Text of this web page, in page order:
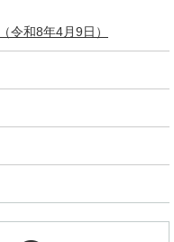
令和8年4月9日）